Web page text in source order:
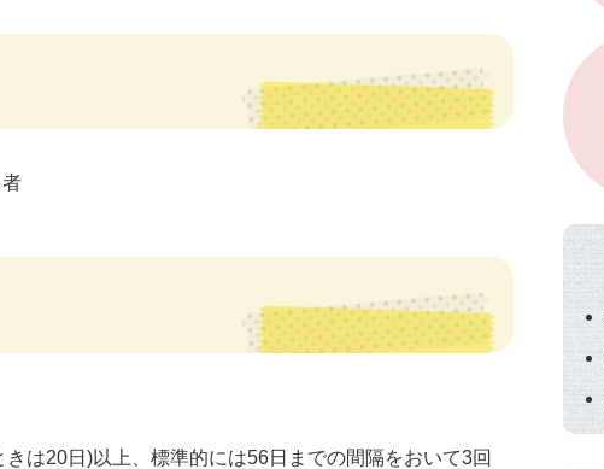
は20日)以上、標準的には56日までの間隔をおいて3回